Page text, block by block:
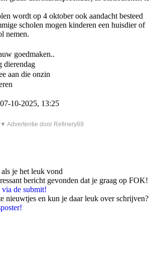
wordt op 4 oktober ook aandacht besteed
scholen mogen kinderen een huisdier of
nemen.
goedmaken..
dierendag
aan die onzin
10-2025, 13:25
▼ Advertentie door Refinery89
je het leuk vond
bericht gevonden dat je graag op FOK!
de submit!
nieuwtjes en kun je daar leuk over schrijven?